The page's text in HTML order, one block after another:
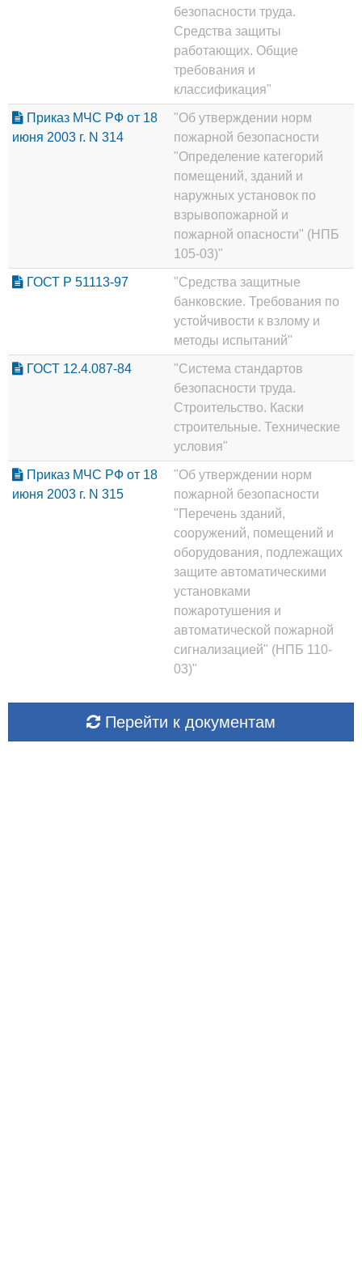
безопасности труда.
Средства защиты
работающих. Общие
требования и
классификация"
Приказ МЧС РФ от 18
июня 2003 г. N 314
"Об утверждении норм
пожарной безопасности
"Определение категорий
помещений, зданий и
наружных установок по
взрывопожарной и
пожарной опасности" (НПБ
105-03)"
ГОСТ Р 51113-97
"Средства защитные
банковские. Требования по
устойчивости к взлому и
методы испытаний"
ГОСТ 12.4.087-84
"Система стандартов
безопасности труда.
Строительство. Каски
строительные. Технические
условия"
Приказ МЧС РФ от 18
июня 2003 г. N 315
"Об утверждении норм
пожарной безопасности
"Перечень зданий,
сооружений, помещений и
оборудования, подлежащих
защите автоматическими
установками
пожаротушения и
автоматической пожарной
сигнализацией" (НПБ 110-
03)"
Перейти к документам